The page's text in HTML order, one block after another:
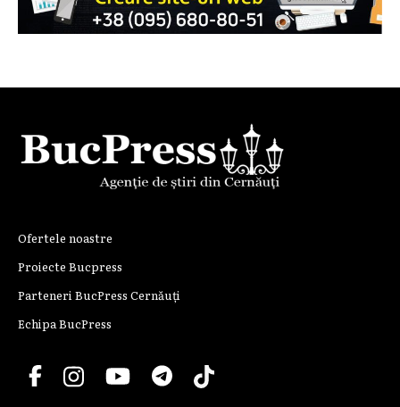
Ofertele noastre
Proiecte Bucpress
Parteneri BucPress Cernăuți
Echipa BucPress